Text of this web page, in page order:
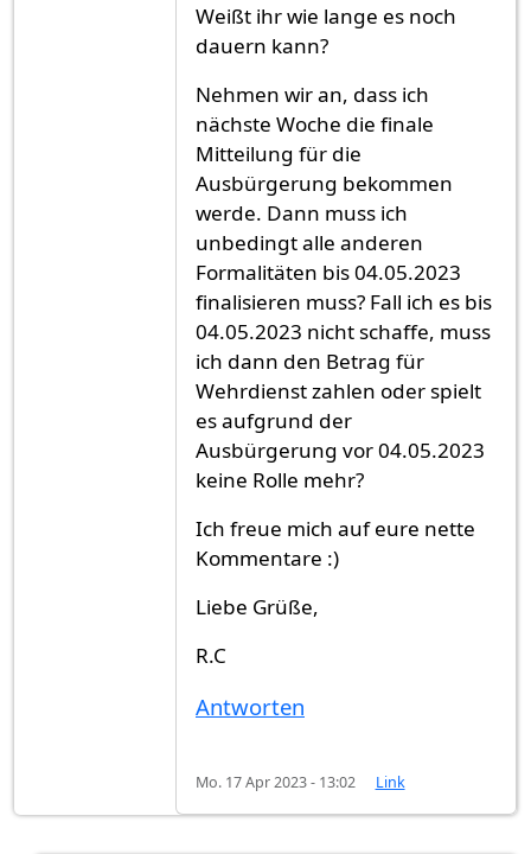
Weißt ihr wie lange es noch
dauern kann?
Nehmen wir an, dass ich
nächste Woche die finale
Mitteilung für die
Ausbürgerung bekommen
werde. Dann muss ich
unbedingt alle anderen
Formalitäten bis 04.05.2023
finalisieren muss? Fall ich es bis
04.05.2023 nicht schaffe, muss
ich dann den Betrag für
Wehrdienst zahlen oder spielt
es aufgrund der
Ausbürgerung vor 04.05.2023
keine Rolle mehr?
Ich freue mich auf eure nette
Kommentare :)
Liebe Grüße,
R.C
Antworten
Mo. 17 Apr 2023 - 13:02 Link